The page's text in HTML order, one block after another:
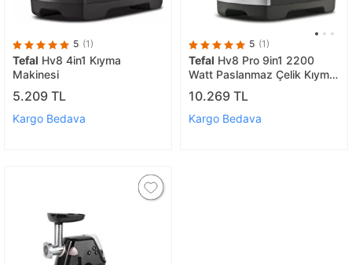
5 (1)
Tefal Hv8 4in1 Kıyma
Makinesi
5.209 TL
Kargo Bedava
5 (1)
Tefal Hv8 Pro 9in1 2200
Watt Paslanmaz Çelik Kıyma
Makinesi
10.269 TL
Kargo Bedava